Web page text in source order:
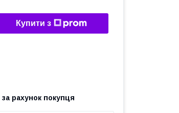
Купити з
за рахунок покупця